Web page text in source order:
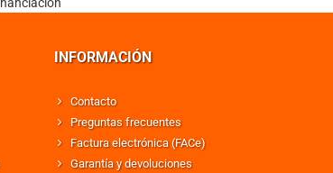
INFORMACIÓN
Contacto
Preguntas frecuentes
Factura electrónica (FACe)
Garantía y devoluciones